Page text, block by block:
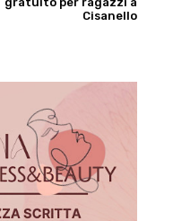
Cisanello